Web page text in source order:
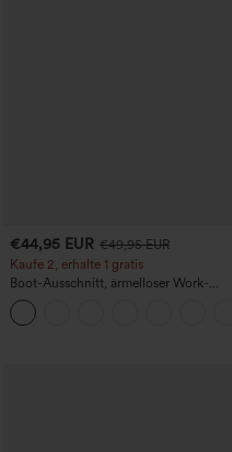
€44,95 EUR €49,95 EUR
Kaufe 2, erhalte 1 gratis
Boot-Ausschnitt, ärmelloser Work-
Jumpsuit mit seitlicher Bindung,
kühlender Cool-Touch-Effekt, gestreift
und mit Taschen – Easy Peezy Edition